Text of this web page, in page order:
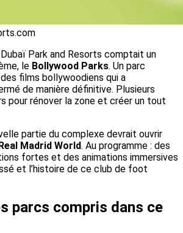
Dubaï Park and Resorts comptait un
le Bollywood Parks. Un parc
films bollywoodiens qui a
de manière définitive. Plusieurs
pour rénover la zone et créer un tout
partie du complexe devrait ouvrir
Real Madrid World. Au programme : des
fortes et des animations immersives
et l’histoire de ce club de foot
parcs compris dans ce